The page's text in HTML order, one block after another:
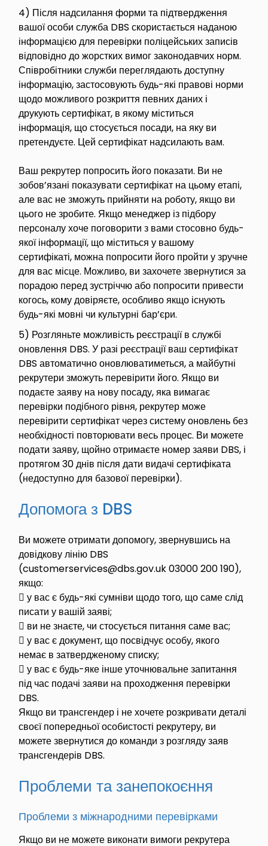
4) Після надсилання форми та підтвердження
вашої особи служба DBS скористається наданою
інформацією для перевірки поліцейських записів
відповідно до жорстких вимог законодавчих норм.
Співробітники служби переглядають доступну
інформацію, застосовують будь-які правові норми
щодо можливого розкриття певних даних і
друкують сертифікат, в якому міститься
інформація, що стосується посади, на яку ви
претендуєте. Цей сертифікат надсилають вам.
Ваш рекрутер попросить його показати. Ви не
зобов’язані показувати сертифікат на цьому етапі,
але вас не зможуть прийняти на роботу, якщо ви
цього не зробите. Якщо менеджер із підбору
персоналу хоче поговорити з вами стосовно будь-
якої інформації, що міститься у вашому
сертифікаті, можна попросити його пройти у зручне
для вас місце. Можливо, ви захочете звернутися за
порадою перед зустріччю або попросити привести
когось, кому довіряєте, особливо якщо існують
будь-які мовні чи культурні бар’єри.
5) Розгляньте можливість реєстрації в службі
оновлення DBS. У разі реєстрації ваш сертифікат
DBS автоматично оновлюватиметься, а майбутні
рекрутери зможуть перевірити його. Якщо ви
подаєте заяву на нову посаду, яка вимагає
перевірки подібного рівня, рекрутер може
перевірити сертифікат через систему оновлень без
необхідності повторювати весь процес. Ви можете
подати заяву, щойно отримаєте номер заяви DBS, і
протягом 30 днів після дати видачі сертифіката
(недоступно для базової перевірки).
Допомога з DBS
Ви можете отримати допомогу, звернувшись на
довідкову лінію DBS
(customerservices@dbs.gov.uk 03000 200 190),
якщо:
 у вас є будь-які сумніви щодо того, що саме слід
писати у вашій заяві;
 ви не знаєте, чи стосується питання саме вас;
 у вас є документ, що посвідчує особу, якого
немає в затвердженому списку;
 у вас є будь-яке інше уточнювальне запитання
під час подачі заяви на проходження перевірки
DBS.
Якщо ви трансгендер і не хочете розкривати деталі
своєї попередньої особистості рекрутеру, ви
можете звернутися до команди з розгляду заяв
трансгендерів DBS.
Проблеми та занепокоєння
Проблеми з міжнародними перевірками
Якщо ви не можете виконати вимоги рекрутера